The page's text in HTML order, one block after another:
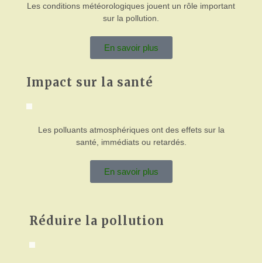
Les conditions météorologiques jouent un rôle important
sur la pollution.
En savoir plus
Impact sur la santé
Les polluants atmosphériques ont des effets sur la
santé, immédiats ou retardés.
En savoir plus
Réduire la pollution